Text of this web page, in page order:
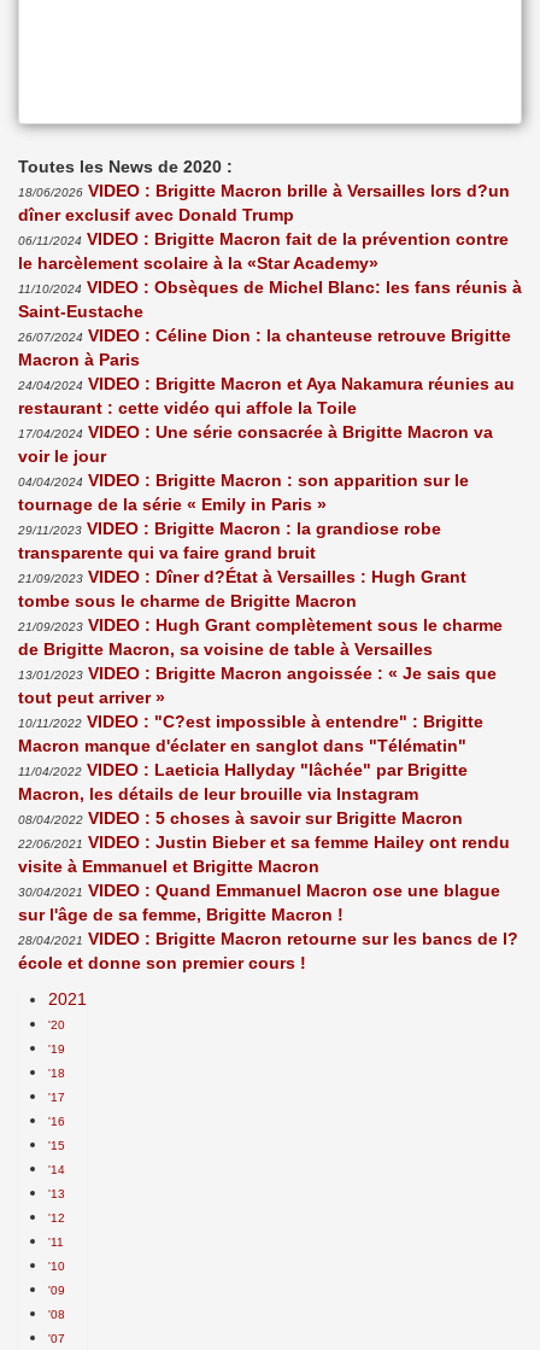
Toutes les News de 2020 :
18/06/2026 VIDEO : Brigitte Macron brille à Versailles lors d?un
dîner exclusif avec Donald Trump
06/11/2024 VIDEO : Brigitte Macron fait de la prévention contre
le harcèlement scolaire à la «Star Academy»
11/10/2024 VIDEO : Obsèques de Michel Blanc: les fans réunis à
Saint-Eustache
26/07/2024 VIDEO : Céline Dion : la chanteuse retrouve Brigitte
Macron à Paris
24/04/2024 VIDEO : Brigitte Macron et Aya Nakamura réunies au
restaurant : cette vidéo qui affole la Toile
17/04/2024 VIDEO : Une série consacrée à Brigitte Macron va
voir le jour
04/04/2024 VIDEO : Brigitte Macron : son apparition sur le
tournage de la série « Emily in Paris »
29/11/2023 VIDEO : Brigitte Macron : la grandiose robe
transparente qui va faire grand bruit
21/09/2023 VIDEO : Dîner d?État à Versailles : Hugh Grant
tombe sous le charme de Brigitte Macron
21/09/2023 VIDEO : Hugh Grant complètement sous le charme
de Brigitte Macron, sa voisine de table à Versailles
13/01/2023 VIDEO : Brigitte Macron angoissée : « Je sais que
tout peut arriver »
10/11/2022 VIDEO : "C?est impossible à entendre" : Brigitte
Macron manque d'éclater en sanglot dans "Télématin"
11/04/2022 VIDEO : Laeticia Hallyday "lâchée" par Brigitte
Macron, les détails de leur brouille via Instagram
08/04/2022 VIDEO : 5 choses à savoir sur Brigitte Macron
22/06/2021 VIDEO : Justin Bieber et sa femme Hailey ont rendu
visite à Emmanuel et Brigitte Macron
30/04/2021 VIDEO : Quand Emmanuel Macron ose une blague
sur l'âge de sa femme, Brigitte Macron !
28/04/2021 VIDEO : Brigitte Macron retourne sur les bancs de l?
école et donne son premier cours !
2021
'20
'19
'18
'17
'16
'15
'14
'13
'12
'11
'10
'09
'08
'07